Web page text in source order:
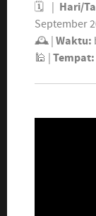
🗓 | Hari/
September
🕰 | Waktu:
🕌 | Tempat: